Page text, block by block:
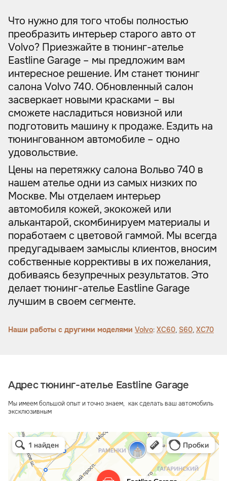
Что нужно для того чтобы полностью
преобразить интерьер старого авто от
Volvo? Приезжайте в тюнинг-ателье
Eastline Garage – мы предложим вам
интересное решение. Им станет тюнинг
салона Volvo 740. Обновленный салон
засверкает новыми красками – вы
сможете насладиться новизной или
подготовить машину к продаже. Ездить на
тюнингованном автомобиле – одно
удовольствие.
Цены на перетяжку салона Вольво 740 в
нашем ателье одни из самых низких по
Москве. Мы отделаем интерьер
автомобиля кожей, экокожей или
алькантарой, скомбинируем материалы и
поработаем с цветовой гаммой. Мы всегда
предугадываем замыслы клиентов, вносим
собственные коррективы в их пожелания,
добиваясь безупречных результатов. Это
делает тюнинг-ателье Eastline Garage
лучшим в своем сегменте.
Наши работы с другими моделями Volvo: XC60, S60, XC70
Адрес тюнинг-ателье Eastline Garage
Мы имеем большой опыт и точно знаем, как сделать ваш автомобиль
эксклюзивным